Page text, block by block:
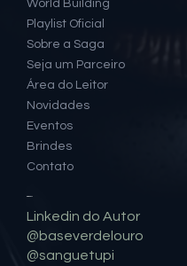
World Building
Playlist Oficial
Sobre a Saga
Seja um Parceiro
Área do Leitor
Novidades
Eventos
Brindes
Contato
Social
Linkedin do Autor
@baseverdelouro
@sanguetupi